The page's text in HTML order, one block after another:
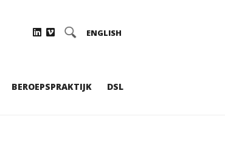
ENGLISH
BEROEPSPRAKTIJK DSL